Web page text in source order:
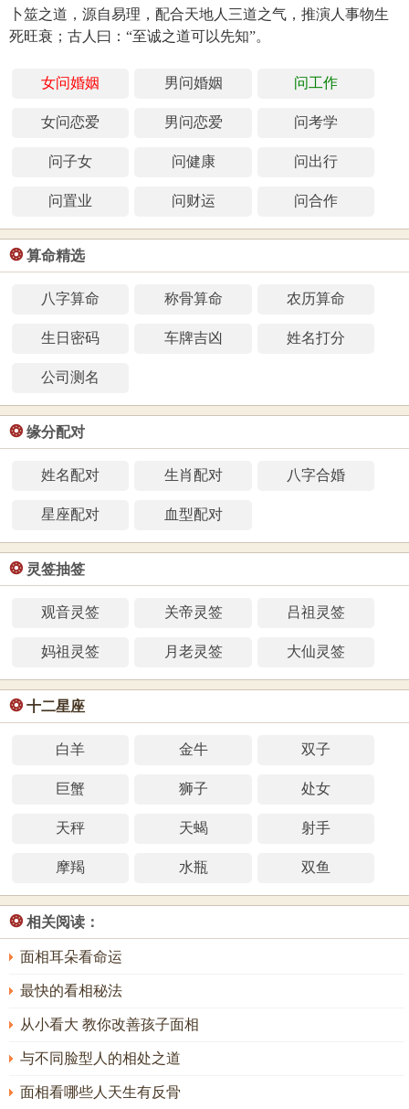
卜筮之道，源自易理，配合天地人三道之气，推演人事物生
死旺衰；古人曰：“至诚之道可以先知”。
女问婚姻 男问婚姻 问工作
女问恋爱 男问恋爱 问考学
问子女 问健康 问出行
问置业 问财运 问合作
❂ 算命精选
八字算命 称骨算命 农历算命
生日密码 车牌吉凶 姓名打分
公司测名
❂ 缘分配对
姓名配对 生肖配对 八字合婚
星座配对 血型配对
❂ 灵签抽签
观音灵签 关帝灵签 吕祖灵签
妈祖灵签 月老灵签 大仙灵签
❂ 十二星座
白羊 金牛 双子
巨蟹 狮子 处女
天秤 天蝎 射手
摩羯 水瓶 双鱼
❂ 相关阅读：
面相耳朵看命运
最快的看相秘法
从小看大 教你改善孩子面相
与不同脸型人的相处之道
面相看哪些人天生有反骨